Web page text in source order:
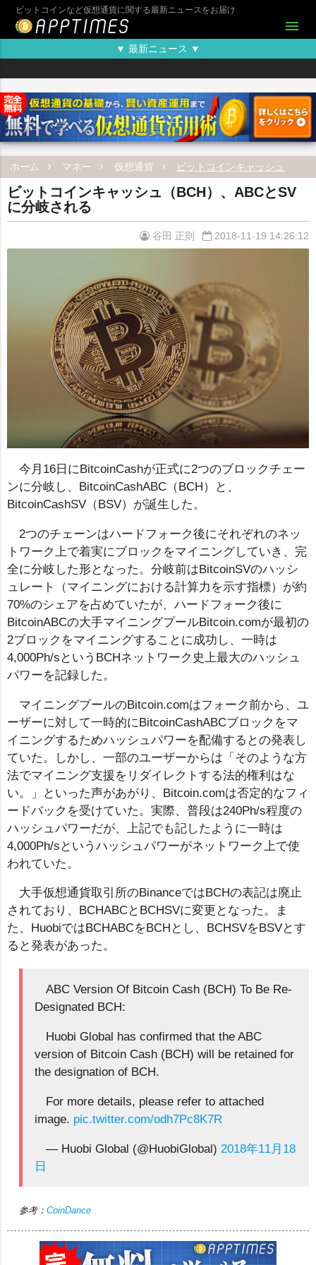
ビットコインなど仮想通貨に関する最新ニュースをお届け
menu
▼ 最新ニュース ▼
ホーム マネー 仮想通貨 ビットコインキャッシュ
ビットコインキャッシュ（BCH）、ABCとSV
に分岐される
谷田 正則 2018-11-19 14:26:12
今月16日にBitcoinCashが正式に2つのブロックチェー
ンに分岐し、BitcoinCashABC（BCH）と、
BitcoinCashSV（BSV）が誕生した。
2つのチェーンはハードフォーク後にそれぞれのネッ
トワーク上で着実にブロックをマイニングしていき、完
全に分岐した形となった。分岐前はBitcoinSVのハッシ
ュレート（マイニングにおける計算力を示す指標）が約
70%のシェアを占めていたが、ハードフォーク後に
BitcoinABCの大手マイニングプールBitcoin.comが最初の
2ブロックをマイニングすることに成功し、一時は
4,000Ph/sというBCHネットワーク史上最大のハッシュ
パワーを記録した。
マイニングプールのBitcoin.comはフォーク前から、ユ
ーザーに対して一時的にBitcoinCashABCブロックをマ
イニングするためハッシュパワーを配備するとの発表し
ていた。しかし、一部のユーザーからは「そのような方
法でマイニング支援をリダイレクトする法的権利はな
い。」といった声があがり、Bitcoin.comは否定的なフィ
ードバックを受けていた。実際、普段は240Ph/s程度の
ハッシュパワーだが、上記でも記したように一時は
4,000Ph/sというハッシュパワーがネットワーク上で使
われていた。
大手仮想通貨取引所のBinanceではBCHの表記は廃止
されており、BCHABCとBCHSVに変更となった。ま
た、HuobiではBCHABCをBCHとし、BCHSVをBSVとす
ると発表があった。
ABC Version Of Bitcoin Cash (BCH) To Be Re-
Designated BCH:
Huobi Global has confirmed that the ABC
version of Bitcoin Cash (BCH) will be retained for
the designation of BCH.
For more details, please refer to attached
image. pic.twitter.com/odh7Pc8K7R
— Huobi Global (@HuobiGlobal) 2018年11月18
日
参考： CoinDance